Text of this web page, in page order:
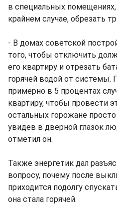
в специальных
крайнем случае, обрезать
- В домах советской
того, чтобы отключить
его квартиру и отрезать
горячей водой от системы.
примерно в 5 процентах
квартиру, чтобы провести
остальных горожане
увидев в дверной глазок
отметил он.
Также энергетик дал
вопросу, почему после
приходится подолгу
она стала горячей.